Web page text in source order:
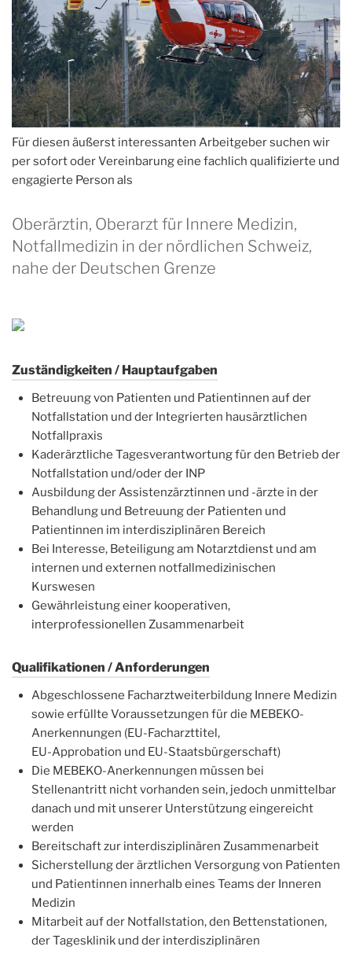
Für diesen äußerst interessanten Arbeitgeber suchen wir
per sofort oder Vereinbarung eine fachlich qualifizierte und
engagierte Person als
Oberärztin, Oberarzt für Innere Medizin,
Notfallmedizin in der nördlichen Schweiz,
nahe der Deutschen Grenze
Zuständigkeiten / Hauptaufgaben
Betreuung von Patienten und Patientinnen auf der
Notfallstation und der Integrierten hausärztlichen
Notfallpraxis
Kaderärztliche Tagesverantwortung für den Betrieb der
Notfallstation und/oder der INP
Ausbildung der Assistenzärztinnen und -ärzte in der
Behandlung und Betreuung der Patienten und
Patientinnen im interdisziplinären Bereich
Bei Interesse, Beteiligung am Notarztdienst und am
internen und externen notfallmedizinischen
Kurswesen
Gewährleistung einer kooperativen,
interprofessionellen Zusammenarbeit
Qualifikationen / Anforderungen
Abgeschlossene Facharztweiterbildung Innere Medizin
sowie erfüllte Voraussetzungen für die MEBEKO-
Anerkennungen (EU-Facharzttitel,
EU-Approbation und EU-Staatsbürgerschaft)
Die MEBEKO-Anerkennungen müssen bei
Stellenantritt nicht vorhanden sein, jedoch unmittelbar
danach und mit unserer Unterstützung eingereicht
werden
Bereitschaft zur interdisziplinären Zusammenarbeit
Sicherstellung der ärztlichen Versorgung von Patienten
und Patientinnen innerhalb eines Teams der Inneren
Medizin
Mitarbeit auf der Notfallstation, den Bettenstationen,
der Tagesklinik und der interdisziplinären